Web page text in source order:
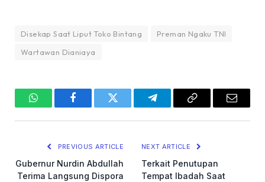
Disekap Saat Liput Toko Bintang
Preman Ngaku TNI
Wartawan Dianiaya
WhatsAppFacebookTwitter TelegramCopy
Email
PREVIOUS ARTICLE
Gubernur Nurdin Abdullah
Terima Langsung Dispora
NEXT ARTICLE
Terkait Penutupan
Tempat Ibadah Saat